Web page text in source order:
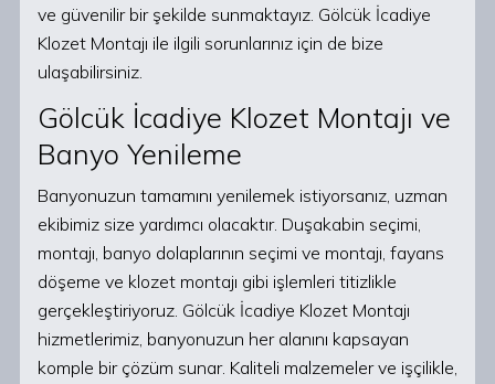
ve güvenilir bir şekilde sunmaktayız. Gölcük İcadiye
Klozet Montajı ile ilgili sorunlarınız için de bize
ulaşabilirsiniz.
Gölcük İcadiye Klozet Montajı ve
Banyo Yenileme
Banyonuzun tamamını yenilemek istiyorsanız, uzman
ekibimiz size yardımcı olacaktır. Duşakabin seçimi,
montajı, banyo dolaplarının seçimi ve montajı, fayans
döşeme ve klozet montajı gibi işlemleri titizlikle
gerçekleştiriyoruz. Gölcük İcadiye Klozet Montajı
hizmetlerimiz, banyonuzun her alanını kapsayan
komple bir çözüm sunar. Kaliteli malzemeler ve işçilikle,